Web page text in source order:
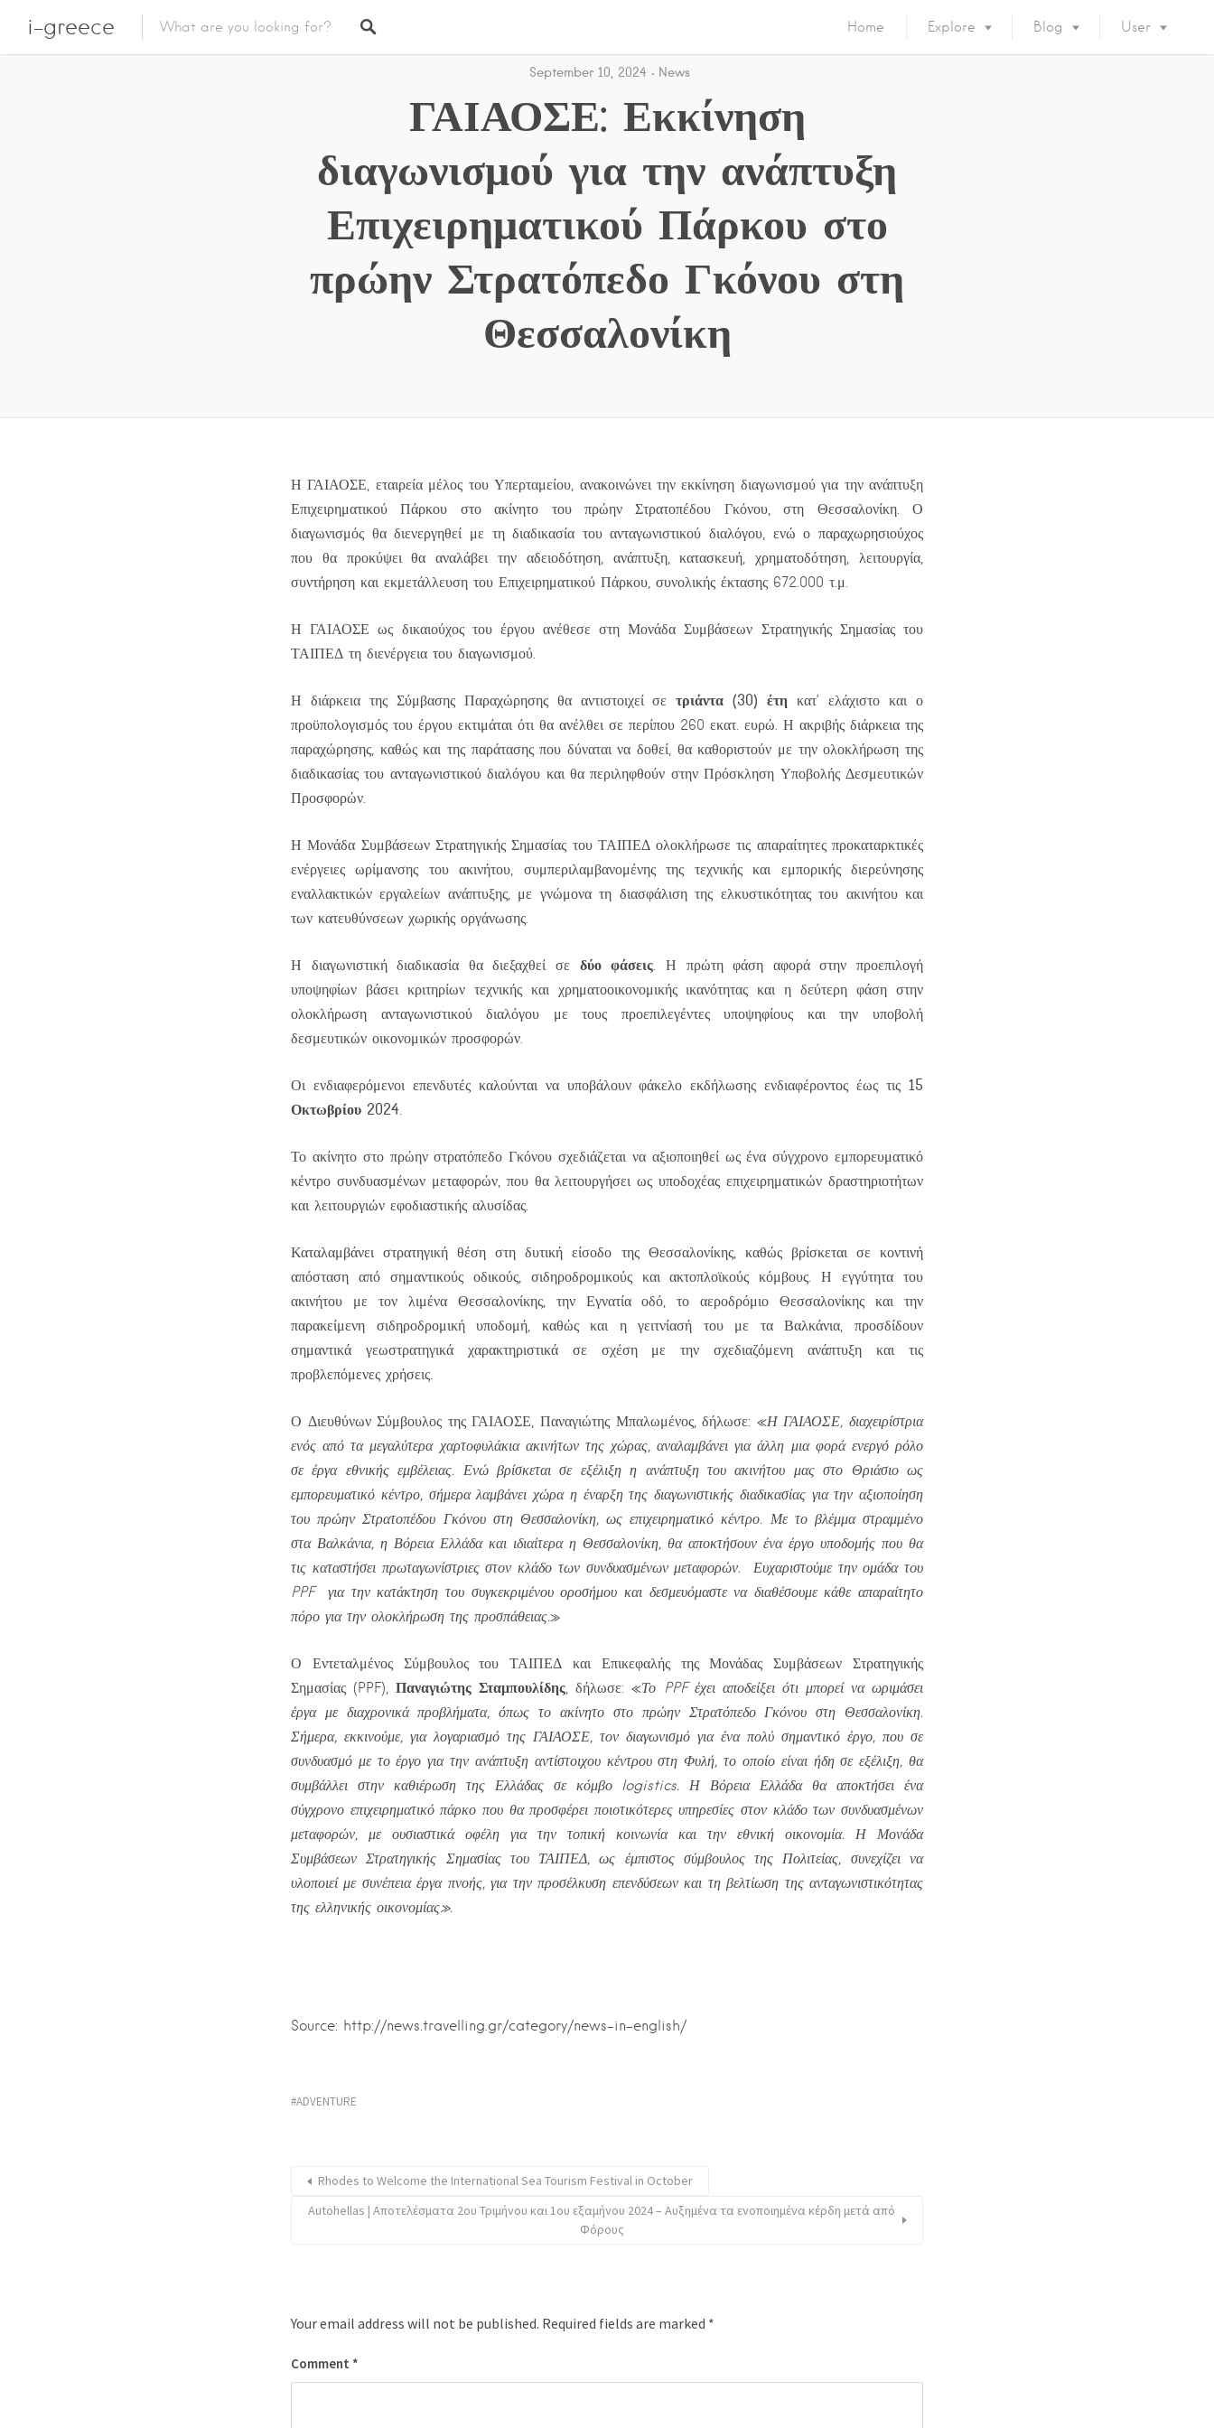
i-greece Home Explore Blog User
September 10, 2024 News
ΓΑΙΑΟΣΕ: Εκκίνηση
διαγωνισμού για την ανάπτυξη
Επιχειρηματικού Πάρκου στο
πρώην Στρατόπεδο Γκόνου στη
Θεσσαλονίκη
Η ΓΑΙΑΟΣΕ, εταιρεία μέλος του Υπερταμείου, ανακοινώνει την εκκίνηση διαγωνισμού για την ανάπτυξη
Επιχειρηματικού Πάρκου στο ακίνητο του πρώην Στρατοπέδου Γκόνου, στη Θεσσαλονίκη. Ο
διαγωνισμός θα διενεργηθεί με τη διαδικασία του ανταγωνιστικού διαλόγου, ενώ ο παραχωρησιούχος
που θα προκύψει θα αναλάβει την αδειοδότηση, ανάπτυξη, κατασκευή, χρηματοδότηση, λειτουργία,
συντήρηση και εκμετάλλευση του Επιχειρηματικού Πάρκου, συνολικής έκτασης 672.000 τ.μ.
Η ΓΑΙΑΟΣΕ ως δικαιούχος του έργου ανέθεσε στη Μονάδα Συμβάσεων Στρατηγικής Σημασίας του
ΤΑΙΠΕΔ τη διενέργεια του διαγωνισμού.
Η διάρκεια της Σύμβασης Παραχώρησης θα αντιστοιχεί σετριάντα (30) έτηκατ’ ελάχιστο και ο
προϋπολογισμός του έργου εκτιμάται ότι θα ανέλθει σε περίπου 260 εκατ. ευρώ. Η ακριβής διάρκεια της
παραχώρησης, καθώς και της παράτασης που δύναται να δοθεί, θα καθοριστούν με την ολοκλήρωση της
διαδικασίας του ανταγωνιστικού διαλόγου και θα περιληφθούν στην Πρόσκληση Υποβολής Δεσμευτικών
Προσφορών.
Η Μονάδα Συμβάσεων Στρατηγικής Σημασίας του ΤΑΙΠΕΔ ολοκλήρωσε τις απαραίτητες προκαταρκτικές
ενέργειες ωρίμανσης του ακινήτου, συμπεριλαμβανομένης της τεχνικής και εμπορικής διερεύνησης
εναλλακτικών εργαλείων ανάπτυξης, με γνώμονα τη διασφάλιση της ελκυστικότητας του ακινήτου και
των κατευθύνσεων χωρικής οργάνωσης.
Η διαγωνιστική διαδικασία θα διεξαχθεί σε δύο φάσεις. Η πρώτη φάση αφορά στην προεπιλογή
υποψηφίων βάσει κριτηρίων τεχνικής και χρηματοοικονομικής ικανότητας και η δεύτερη φάση στην
ολοκλήρωση ανταγωνιστικού διαλόγου με τους προεπιλεγέντες υποψηφίους και την υποβολή
δεσμευτικών οικονομικών προσφορών.
Οι ενδιαφερόμενοι επενδυτές καλούνται να υποβάλουν φάκελο εκδήλωσης ενδιαφέροντος έως τις 15
Οκτωβρίου 2024.
Το ακίνητο στο πρώην στρατόπεδο Γκόνου σχεδιάζεται να αξιοποιηθεί ως ένα σύγχρονο εμπορευματικό
κέντρο συνδυασμένων μεταφορών, που θα λειτουργήσει ως υποδοχέας επιχειρηματικών δραστηριοτήτων
και λειτουργιών εφοδιαστικής αλυσίδας.
Καταλαμβάνει στρατηγική θέση στη δυτική είσοδο της Θεσσαλονίκης, καθώς βρίσκεται σε κοντινή
απόσταση από σημαντικούς οδικούς, σιδηροδρομικούς και ακτοπλοϊκούς κόμβους. Η εγγύτητα του
ακινήτου με τον λιμένα Θεσσαλονίκης, την Εγνατία οδό, το αεροδρόμιο Θεσσαλονίκης και την
παρακείμενη σιδηροδρομική υποδομή, καθώς και η γειτνίασή του με τα Βαλκάνια, προσδίδουν
σημαντικά γεωστρατηγικά χαρακτηριστικά σε σχέση με την σχεδιαζόμενη ανάπτυξη και τις
προβλεπόμενες χρήσεις.
Ο Διευθύνων Σύμβουλος της ΓΑΙΑΟΣΕ, Παναγιώτης Μπαλωμένος, δήλωσε: «Η ΓΑΙΑΟΣΕ, διαχειρίστρια
ενός από τα μεγαλύτερα χαρτοφυλάκια ακινήτων της χώρας, αναλαμβάνει για άλλη μια φορά ενεργό ρόλο
σε έργα εθνικής εμβέλειας. Ενώ βρίσκεται σε εξέλιξη η ανάπτυξη του ακινήτου μας στο Θριάσιο ως
εμπορευματικό κέντρο, σήμερα λαμβάνει χώρα η έναρξη της διαγωνιστικής διαδικασίας για την αξιοποίηση
του πρώην Στρατοπέδου Γκόνου στη Θεσσαλονίκη, ως επιχειρηματικό κέντρο. Με το βλέμμα στραμμένο
στα Βαλκάνια, η Βόρεια Ελλάδα και ιδιαίτερα η Θεσσαλονίκη, θα αποκτήσουν ένα έργο υποδομής που θα
τις καταστήσει πρωταγωνίστριες στον κλάδο των συνδυασμένων μεταφορών. Ευχαριστούμε την ομάδα του
PPF για την κατάκτηση του συγκεκριμένου οροσήμου και δεσμευόμαστε να διαθέσουμε κάθε απαραίτητο
πόρο για την ολοκλήρωση της προσπάθειας.»
Ο Εντεταλμένος Σύμβουλος του ΤΑΙΠΕΔ και Επικεφαλής της Μονάδας Συμβάσεων Στρατηγικής
Σημασίας (PPF),Παναγιώτης Σταμπουλίδης, δήλωσε: «Το PPF έχει αποδείξει ότι μπορεί να ωριμάσει
έργα με διαχρονικά προβλήματα, όπως το ακίνητο στο πρώην Στρατόπεδο Γκόνου στη Θεσσαλονίκη.
Σήμερα, εκκινούμε, για λογαριασμό της ΓΑΙΑΟΣΕ, τον διαγωνισμό για ένα πολύ σημαντικό έργο, που σε
συνδυασμό με το έργο για την ανάπτυξη αντίστοιχου κέντρου στη Φυλή, το οποίο είναι ήδη σε εξέλιξη, θα
συμβάλλει στην καθιέρωση της Ελλάδας σε κόμβο logistics. Η Βόρεια Ελλάδα θα αποκτήσει ένα
σύγχρονο επιχειρηματικό πάρκο που θα προσφέρει ποιοτικότερες υπηρεσίες στον κλάδο των συνδυασμένων
μεταφορών, με ουσιαστικά οφέλη για την τοπική κοινωνία και την εθνική οικονομία. Η Μονάδα
Συμβάσεων Στρατηγικής Σημασίας του ΤΑΙΠΕΔ, ως έμπιστος σύμβουλος της Πολιτείας, συνεχίζει να
υλοποιεί με συνέπεια έργα πνοής, για την προσέλκυση επενδύσεων και τη βελτίωση της ανταγωνιστικότητας
της ελληνικής οικονομίας».
Source: http://news.travelling.gr/category/news-in-english/
ADVENTURE
Rhodes to Welcome the International Sea Tourism Festival in October
Autohellas | Αποτελέσματα 2ου Τριμήνου και 1ου εξαμήνου 2024 – Αυξημένα τα ενοποιημένα κέρδη μετά από
Φόρους
Your email address will not be published. Required fields are marked *
Comment *